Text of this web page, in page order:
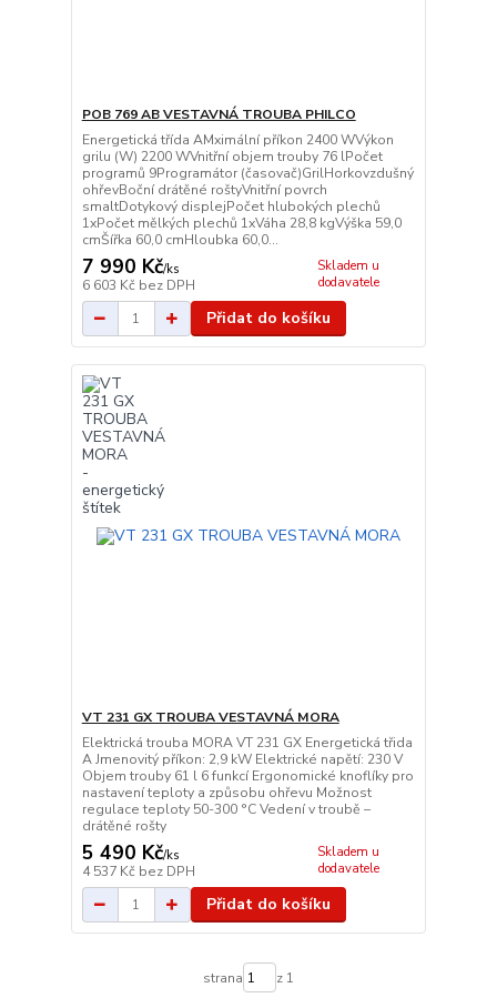
POB 769 AB VESTAVNÁ TROUBA PHILCO
Energetická třída AMximální příkon 2400 WVýkon
grilu (W) 2200 WVnitřní objem trouby 76 lPočet
programů 9Programátor (časovač)GrilHorkovzdušný
ohřevBoční drátěné roštyVnitřní povrch
smaltDotykový displejPočet hlubokých plechů
1xPočet mělkých plechů 1xVáha 28,8 kgVýška 59,0
cmŠířka 60,0 cmHloubka 60,0...
7 990 Kč/ks
6 603 Kč bez DPH
Skladem u
dodavatele
Přidat do košíku
VT 231 GX TROUBA VESTAVNÁ MORA
Elektrická trouba MORA VT 231 GX Energetická třida
A Jmenovitý příkon: 2,9 kW Elektrické napětí: 230 V
Objem trouby 61 l 6 funkcí Ergonomické knoflíky pro
nastavení teploty a způsobu ohřevu Možnost
regulace teploty 50-300 °C Vedení v troubě –
drátěné rošty
5 490 Kč/ks
4 537 Kč bez DPH
Skladem u
dodavatele
Přidat do košíku
strana z 1